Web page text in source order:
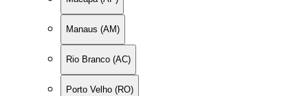
Manaus (AM)
Rio Branco (AC)
Porto Velho (RO)